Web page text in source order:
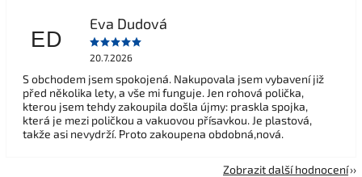
ED
Eva Dudová
20.7.2026
S obchodem jsem spokojená. Nakupovala jsem vybavení již
před několika lety, a vše mi funguje. Jen rohová polička,
kterou jsem tehdy zakoupila došla újmy: praskla spojka,
která je mezi poličkou a vakuovou přísavkou. Je plastová,
takže asi nevydrží. Proto zakoupena obdobná,nová.
Zobrazit další hodnocení